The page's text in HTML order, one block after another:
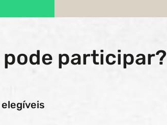
pode participar?